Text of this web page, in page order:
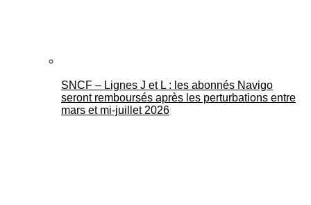
SNCF – Lignes J et L : les abonnés Navigo
seront remboursés après les perturbations entre
mars et mi-juillet 2026